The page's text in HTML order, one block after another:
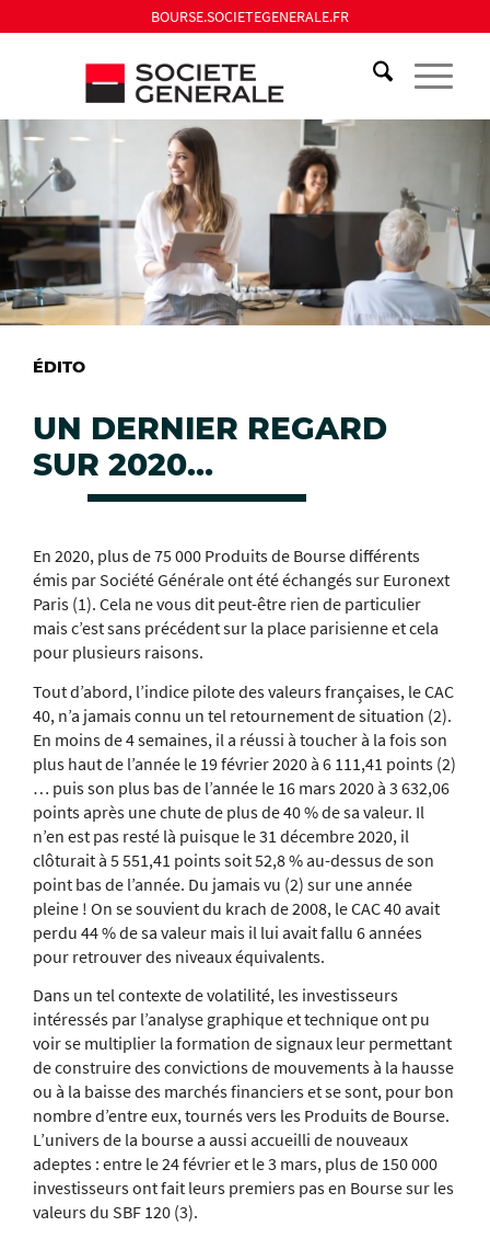
BOURSE.SOCIETEGENERALE.FR
ÉDITO
UN DERNIER REGARD
SUR 2020…
En 2020, plus de 75 000 Produits de Bourse différents
émis par Société Générale ont été échangés sur Euronext
Paris (1). Cela ne vous dit peut-être rien de particulier
mais c’est sans précédent sur la place parisienne et cela
pour plusieurs raisons.
Tout d’abord, l’indice pilote des valeurs françaises, le CAC
40, n’a jamais connu un tel retournement de situation (2).
En moins de 4 semaines, il a réussi à toucher à la fois son
plus haut de l’année le 19 février 2020 à 6 111,41 points (2)
… puis son plus bas de l’année le 16 mars 2020 à 3 632,06
points après une chute de plus de 40 % de sa valeur. Il
n’en est pas resté là puisque le 31 décembre 2020, il
clôturait à 5 551,41 points soit 52,8 % au-dessus de son
point bas de l’année. Du jamais vu (2) sur une année
pleine ! On se souvient du krach de 2008, le CAC 40 avait
perdu 44 % de sa valeur mais il lui avait fallu 6 années
pour retrouver des niveaux équivalents.
Dans un tel contexte de volatilité, les investisseurs
intéressés par l’analyse graphique et technique ont pu
voir se multiplier la formation de signaux leur permettant
de construire des convictions de mouvements à la hausse
ou à la baisse des marchés financiers et se sont, pour bon
nombre d’entre eux, tournés vers les Produits de Bourse.
L’univers de la bourse a aussi accueilli de nouveaux
adeptes : entre le 24 février et le 3 mars, plus de 150 000
investisseurs ont fait leurs premiers pas en Bourse sur les
valeurs du SBF 120 (3).